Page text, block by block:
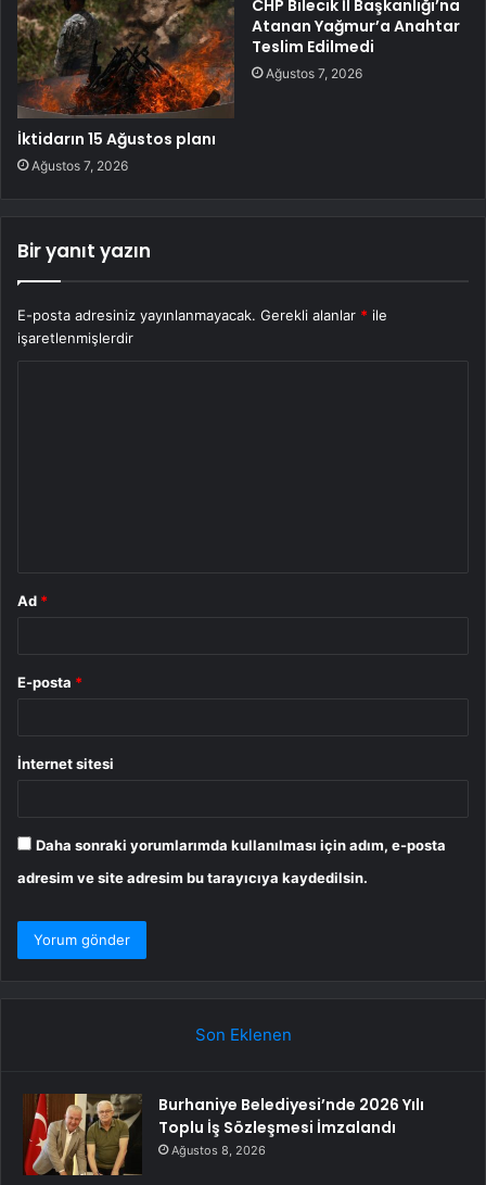
İktidarın 15 Ağustos planı
Ağustos 7, 2026
CHP Bilecik İl Başkanlığı’na
Atanan Yağmur’a Anahtar
Teslim Edilmedi
Ağustos 7, 2026
Bir yanıt yazın
E-posta adresiniz yayınlanmayacak. Gerekli alanlar * ile
işaretlenmişlerdir
Ad *
E-posta *
İnternet sitesi
Daha sonraki yorumlarımda kullanılması için adım, e-posta
adresim ve site adresim bu tarayıcıya kaydedilsin.
Son Eklenen
Burhaniye Belediyesi’nde 2026 Yılı
Toplu İş Sözleşmesi İmzalandı
Ağustos 8, 2026